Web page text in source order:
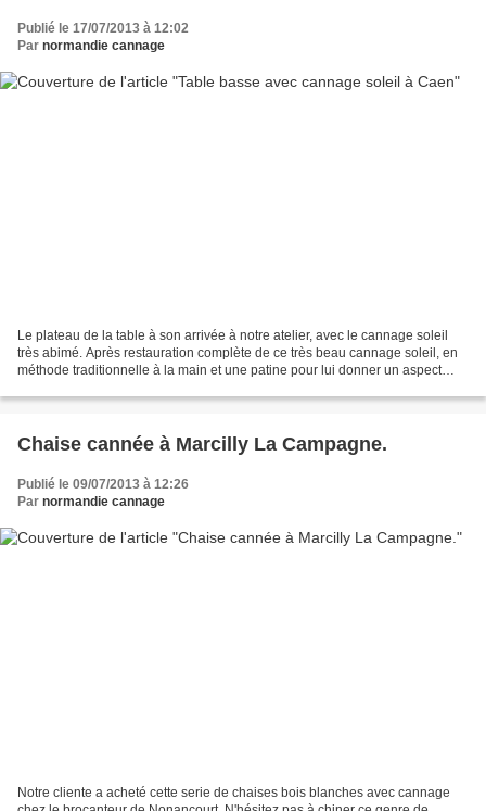
Publié le 17/07/2013 à 12:02
Par normandie cannage
Le plateau de la table à son arrivée à notre atelier, avec le cannage soleil
très abimé. Après restauration complète de ce très beau cannage soleil, en
méthode traditionnelle à la main et une patine pour lui donner un aspect
Chaise cannée à Marcilly La Campagne.
Publié le 09/07/2013 à 12:26
Par normandie cannage
Notre cliente a acheté cette serie de chaises bois blanches avec cannage